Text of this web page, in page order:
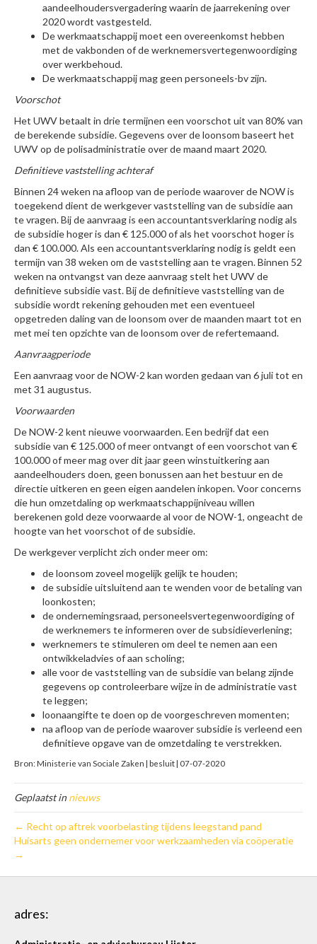
aandeelhoudersvergadering waarin de jaarrekening over
2020 wordt vastgesteld.
De werkmaatschappij moet een overeenkomst hebben
met de vakbonden of de werknemersvertegenwoordiging
over werkbehoud.
De werkmaatschappij mag geen personeels-bv zijn.
Voorschot
Het UWV betaalt in drie termijnen een voorschot uit van 80% van
de berekende subsidie. Gegevens over de loonsom baseert het
UWV op de polisadministratie over de maand maart 2020.
Definitieve vaststelling achteraf
Binnen 24 weken na afloop van de periode waarover de NOW is
toegekend dient de werkgever vaststelling van de subsidie aan
te vragen. Bij de aanvraag is een accountantsverklaring nodig als
de subsidie hoger is dan € 125.000 of als het voorschot hoger is
dan € 100.000. Als een accountantsverklaring nodig is geldt een
termijn van 38 weken om de vaststelling aan te vragen. Binnen 52
weken na ontvangst van deze aanvraag stelt het UWV de
definitieve subsidie vast. Bij de definitieve vaststelling van de
subsidie wordt rekening gehouden met een eventueel
opgetreden daling van de loonsom over de maanden maart tot en
met mei ten opzichte van de loonsom over de refertemaand.
Aanvraagperiode
Een aanvraag voor de NOW-2 kan worden gedaan van 6 juli tot en
met 31 augustus.
Voorwaarden
De NOW-2 kent nieuwe voorwaarden. Een bedrijf dat een
subsidie van € 125.000 of meer ontvangt of een voorschot van €
100.000 of meer mag over dit jaar geen winstuitkering aan
aandeelhouders doen, geen bonussen aan het bestuur en de
directie uitkeren en geen eigen aandelen inkopen. Voor concerns
die hun omzetdaling op werkmaatschappijniveau willen
berekenen gold deze voorwaarde al voor de NOW-1, ongeacht de
hoogte van het voorschot of de subsidie.
De werkgever verplicht zich onder meer om:
de loonsom zoveel mogelijk gelijk te houden;
de subsidie uitsluitend aan te wenden voor de betaling van
loonkosten;
de ondernemingsraad, personeelsvertegenwoordiging of
de werknemers te informeren over de subsidieverlening;
werknemers te stimuleren om deel te nemen aan een
ontwikkeladvies of aan scholing;
alle voor de vaststelling van de subsidie van belang zijnde
gegevens op controleerbare wijze in de administratie vast
te leggen;
loonaangifte te doen op de voorgeschreven momenten;
na afloop van de periode waarover subsidie is verleend een
definitieve opgave van de omzetdaling te verstrekken.
Bron: Ministerie van Sociale Zaken | besluit | 07-07-2020
Geplaatst innieuws
← Recht op aftrek voorbelasting tijdens leegstand pand
Huisarts geen ondernemer voor werkzaamheden via coöperatie
→
adres: